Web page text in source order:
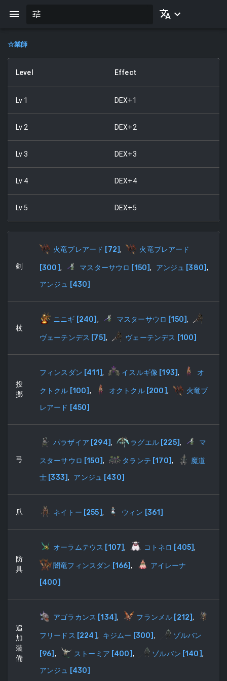
☆業師
Level Effect
Lv 1 DEX+1
Lv 2 DEX+2
Lv3 DEX+3
Lv 4 DEX+4
Lv 5 DEX+5
剣
火竜ブレアード [72], 火竜ブレアード
[300], マスターサウロ [150], アンジュ [380],
アンジュ [430]
杖
ニニギ [240] , マスターサウロ [150],
ヴェーテンデス [75], ヴェーテンデス [100]
投
擲
フィンスダン [411 ], イスルギ像 [193], オ
クトクル [100] , オクトクル [200],
火竜ブ
レアード [450]
弓
パラザイア [294], ラグエル [225], マ
スターサウロ [150], タランテ [170],
魔道
士 [333], アンジュ [430]
爪 ネイトー [255], ウィン [361 ]
防
具
オーラムテウス [107], コトネロ [405],
闇竜フィンスダン [166],
アイレーナ
[400]
追
加
装
備
アゴラカンス [134], フランメル [212],
フリードス [224], キジムー [300] , ゾルバン
[96] , ストーミア [400], ゾルバン [140],
アンジュ [430]